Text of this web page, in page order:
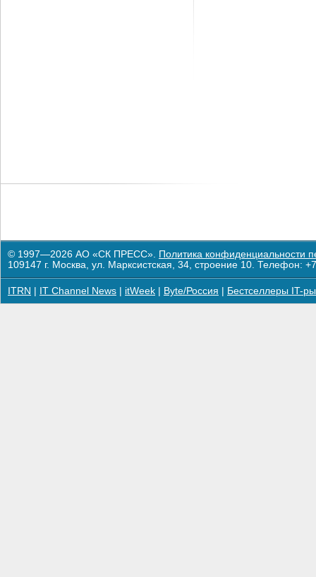
© 1997—2026 АО «СК ПРЕСС». Политика конфиденциальности
109147 г. Москва, ул. Марксистская, 34, строение 10. Телефон:
ITRN IT Channel News itWeek Byte/Россия Бестселлеры IT-